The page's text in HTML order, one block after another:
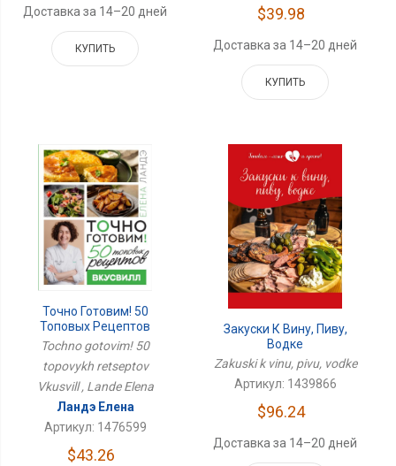
Доставка за 14–20 дней
КУПИТЬ
$39.98
Доставка за 14–20 дней
КУПИТЬ
Точно Готовим! 50
Топовых Рецептов
Вкусвилл
Tochno gotovim! 50
topovykh retseptov
Vkusvill , Lande Elena
Ландэ Елена
Артикул: 1476599
$43.26
Закуски К Вину, Пиву,
Водке
Zakuski k vinu, pivu, vodke
Артикул: 1439866
$96.24
Доставка за 14–20 дней